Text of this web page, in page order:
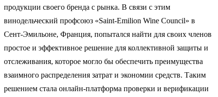
продукции своего бренда с рынка. В связи с этим
винодельческий профсоюз «Saint-Emilion Wine Council» в
Сент-Эмильоне, Франция, попытался найти для своих членов
простое и эффективное решение для коллективной защиты и
отслеживания, которое могло бы обеспечить преимущества
взаимного распределения затрат и экономии средств. Таким
решением стала онлайн-платформа проверки и верификации